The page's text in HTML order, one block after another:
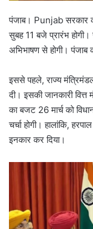
पंजाब। Punjab सरकार
सुबह 11 बजे प्रारंभ
अभिभाषण से होगी। पंजाब
इससे पहले, राज्य
दी। इसकी जानकारी
का बजट 26 मार्च को
चर्चा होगी। हालांकि,
इनकार कर दिया।